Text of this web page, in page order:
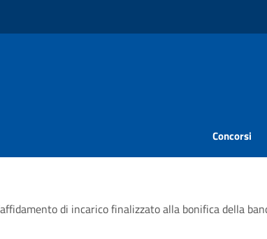
Concorsi
di incarico finalizzato alla bonifica della